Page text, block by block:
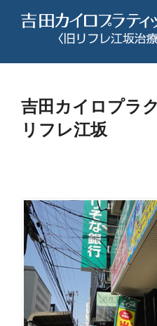
吉田カイロプラ
リフレ江坂